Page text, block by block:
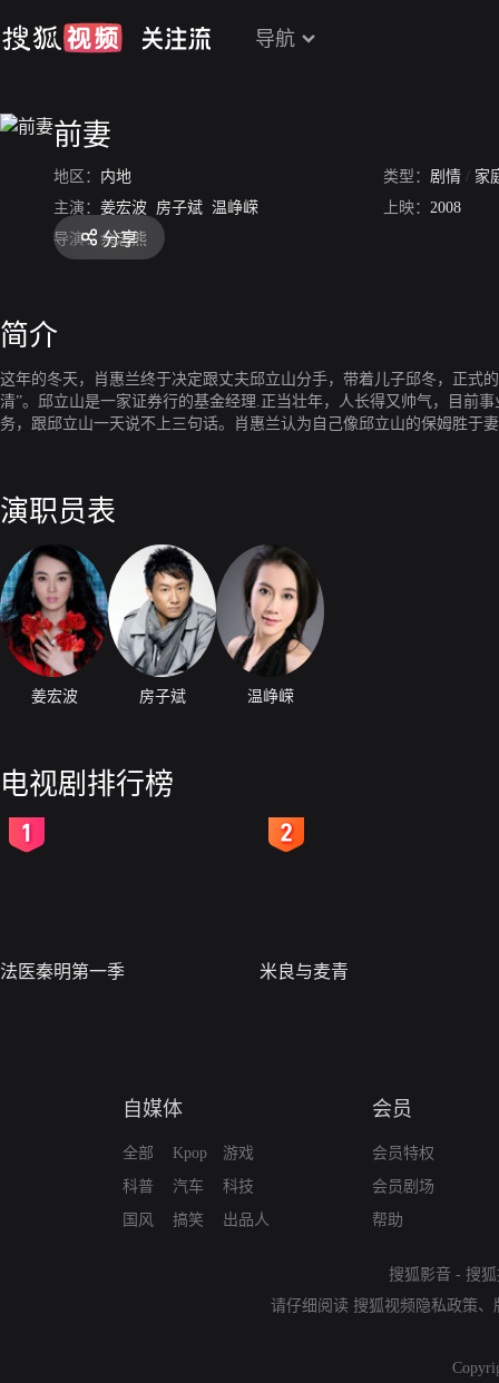
导航
前妻
地区： 内地 类型： 剧情 / 家
主演： 姜宏波 房子斌 温峥嵘 上映： 2008
导演： 余志熊
分享
简介
这年的冬天，肖惠兰终于决定跟丈夫邱立山分手，带着儿子邱冬，正式
清”。邱立山是一家证券行的基金经理.正当壮年，人长得又帅气，目前
务，跟邱立山一天说不上三句话。肖惠兰认为自己像邱立山的保姆胜于
演职员表
姜宏波 房子斌 温峥嵘
电视剧排行榜
法医秦明第一季 米良与麦青
自媒体
全部
科普
国风
Kpop
汽车
搞笑
游戏
科技
出品人
会员
会员特权
会员剧场
帮助
搜狐影音 - 搜
请仔细阅读 搜狐视频隐私政策、